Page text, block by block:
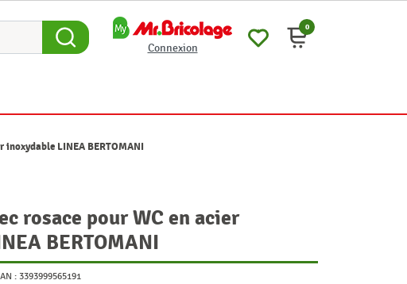
Connexion
0
inoxydable LINEA BERTOMANI
rosace pour WC en acier
BERTOMANI
: 3393999565191